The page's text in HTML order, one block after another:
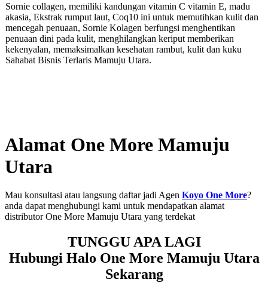
Sornie collagen, memiliki kandungan vitamin C vitamin E, madu
akasia, Ekstrak rumput laut, Coq10 ini untuk memutihkan kulit dan
mencegah penuaan, Sornie Kolagen berfungsi menghentikan
penuaan dini pada kulit, menghilangkan keriput memberikan
kekenyalan, memaksimalkan kesehatan rambut, kulit dan kuku
Sahabat Bisnis Terlaris Mamuju Utara.
Alamat One More Mamuju
Utara
Mau konsultasi atau langsung daftar jadi Agen Koyo One More?
anda dapat menghubungi kami untuk mendapatkan alamat
distributor One More Mamuju Utara yang terdekat
TUNGGU APA LAGI
Hubungi Halo One More Mamuju Utara
Sekarang